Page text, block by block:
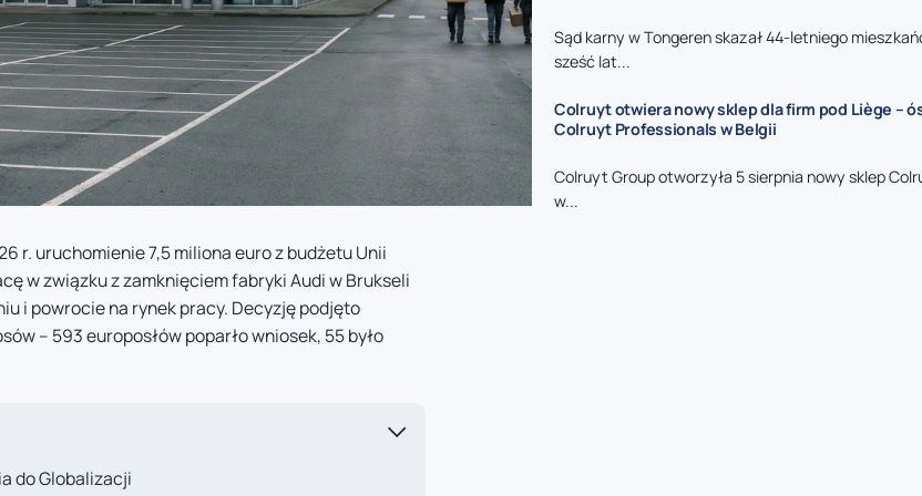
r. uruchomienie 7,5 miliona euro z budżetu Unii
w związku z zamknięciem fabryki Audi w Brukseli
i powrocie na rynek pracy. Decyzję podjęto
– 593 europosłów poparło wniosek, 55 było
do Globalizacji
Sąd karny w Tongeren skazał 44-letniego
sześć lat...
Colruyt otwiera nowy sklep dla firm pod Liège –
Colruyt Professionals w Belgii
Colruyt Group otworzyła 5 sierpnia nowy sklep
w...